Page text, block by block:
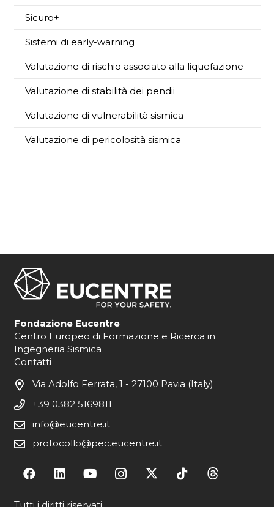
Sicuro+
Sistemi di early-warning
Valutazione di rischio associato alla liquefazione
Valutazione di stabilità dei pendii
Valutazione di vulnerabilità sismica
Valutazione di pericolosità sismica
Fondazione Eucentre
Centro Europeo di Formazione e Ricerca in
Ingegneria Sismica
Contatti
Via Adolfo Ferrata, 1 - 27100 Pavia (Italy)
+39 0382 5169811
info@eucentre.it
protocollo@pec.eucentre.it